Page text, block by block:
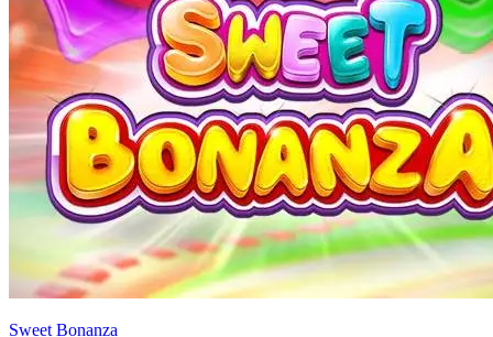
Sweet Bonanza